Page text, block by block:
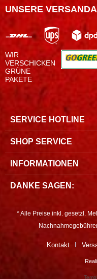
UNSERE
WIR
VERSCHICKEN
GRÜNE
PAKETE
SERVICE HOTLINE
SHOP SERVICE
INFORMATIONEN
DANKE SAGEN:
* Alle Preise inkl. gesetzl.
Kontakt